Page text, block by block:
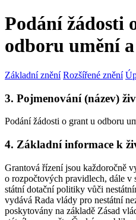
Podání žádosti
odboru umění
Základní znění Rozšířené znění
3. Pojmenování (název)
Podání žádosti o grant u odboru
4. Základní informace k
Grantová řízení jsou každoročně
o rozpočtových pravidlech, dále v
státní dotační politiky vůči
vydává Rada vlády pro nestátní
poskytovány na základě Zásad